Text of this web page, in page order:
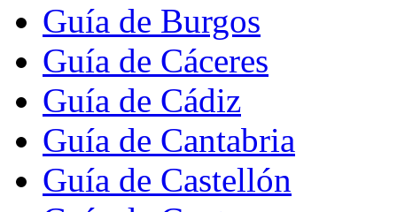
Guía de Burgos
Guía de Cáceres
Guía de Cádiz
Guía de Cantabria
Guía de Castellón